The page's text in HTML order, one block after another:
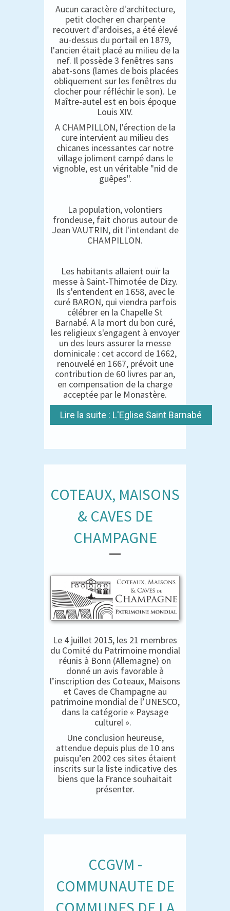
Aucun caractère d'architecture,
petit clocher en charpente
recouvert d'ardoises, a été élevé
au-dessus du portail en 1879,
l'ancien était placé au milieu de la
nef. Il possède 3 fenêtres sans
abat-sons (lames de bois placées
obliquement sur les fenêtres du
clocher pour réfléchir le son). Le
Maître-autel est en bois époque
Louis XIV.
A CHAMPILLON, l'érection de la
cure intervient au milieu des
chicanes incessantes car notre
village joliment campé dans le
vignoble, est un véritable "nid de
guêpes".
La population, volontiers
frondeuse, fait chorus autour de
Jean VAUTRIN, dit l'intendant de
CHAMPILLON.
Les habitants allaient ouïr la
messe à Saint-Thimotée de Dizy.
Ils s'entendent en 1658, avec le
curé BARON, qui viendra parfois
célébrer en la Chapelle St
Barnabé. A la mort du bon curé,
les religieux s'engagent à envoyer
un des leurs assurer la messe
dominicale : cet accord de 1662,
renouvelé en 1667, prévoit une
contribution de 60 livres par an,
en compensation de la charge
acceptée par le Monastère.
Lire la suite : L'Eglise Saint Barnabé
COTEAUX, MAISONS
& CAVES DE
CHAMPAGNE
Le 4 juillet 2015, les 21 membres
du Comité du Patrimoine mondial
réunis à Bonn (Allemagne) on
donné un avis favorable à
l’inscription des Coteaux, Maisons
et Caves de Champagne au
patrimoine mondial de l’UNESCO,
dans la catégorie « Paysage
culturel ».
Une conclusion heureuse,
attendue depuis plus de 10 ans
puisqu’en 2002 ces sites étaient
inscrits sur la liste indicative des
biens que la France souhaitait
présenter.
CCGVM -
COMMUNAUTE DE